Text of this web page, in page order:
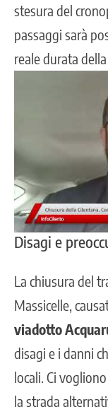
stesura del
passaggi sarà
reale durata della
Disagi e
La chiusura del
Massicelle,
viadotto
disagi e i danni
locali. Ci
la strada